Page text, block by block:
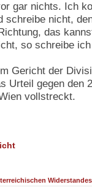
gar nichts. Ich
schreibe nicht,
das
so schreibe
Gericht der
Urteil gegen den
vollstreckt.
Widerstandes